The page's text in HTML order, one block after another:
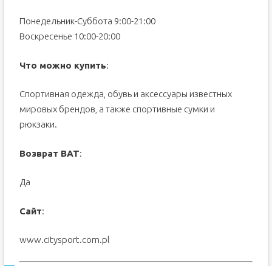
Понедельник-Суббота 9:00-21:00
Воскресенье 10:00-20:00
Что можно купить:
Спортивная одежда, обувь и аксессуары известных
мировых брендов, а также спортивные сумки и
рюкзаки.
Возврат ВАТ:
Да
Сайт:
www.citysport.com.pl